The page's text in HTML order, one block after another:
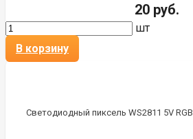
20 руб.
шт
В корзину
Светодиодный пиксель WS2811 5V RGB